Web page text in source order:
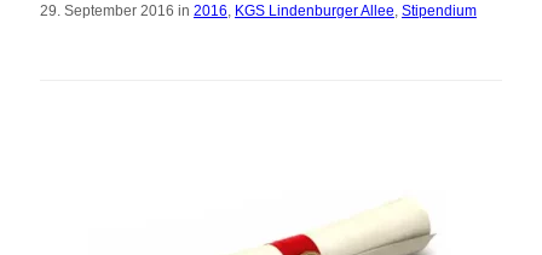
29. September 2016 in 2016, KGS Lindenburger Allee, Stipendium